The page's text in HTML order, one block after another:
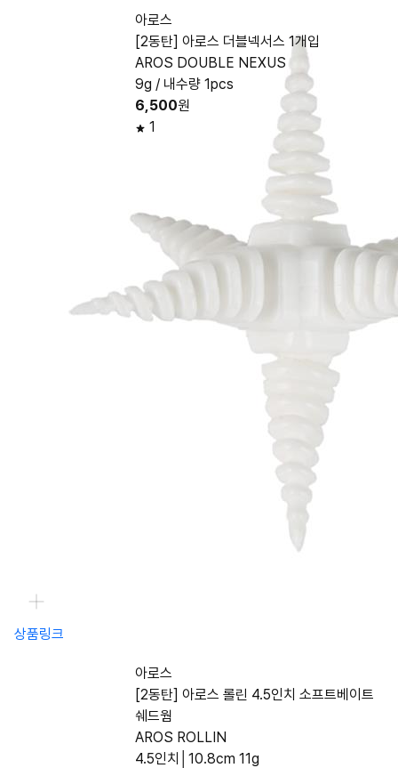
아로스
[2동탄] 아로스 더블넥서스 1개입
AROS DOUBLE NEXUS
9g / 내수량 1pcs
6,500원
1
상품링크
아로스
[2동탄] 아로스 롤린 4.5인치 소프트베이트
쉐드웜
AROS ROLLIN
4.5인치│10.8cm 11g